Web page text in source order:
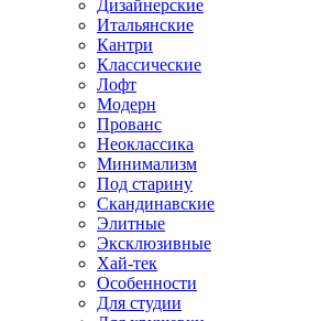
Дизайнерские
Итальянские
Кантри
Классические
Лофт
Модерн
Прованс
Неоклассика
Минимализм
Под старину
Скандинавские
Элитные
Эксклюзивные
Хай-тек
Особенности
Для студии